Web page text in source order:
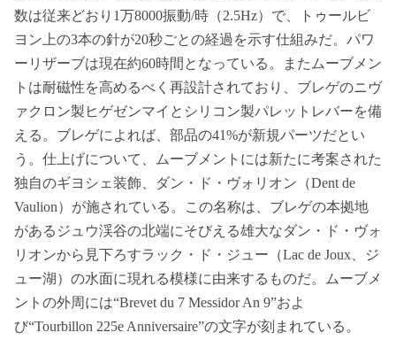
数は従来どおり1万8000振動/時（2.5Hz）で、トゥールビ
ヨン上の3本の針が20秒ごとの経過を示す仕組みだ。パワ
ーリザーブは現在約60時間となっている。またムーブメン
トは耐磁性を高めるべく再設計されており、ブレゲのニヴ
ァクロン製ヒゲゼンマイとシリコン製パレットレバーを備
える。ブレゲによれば、部品の41%が新規パーツだとい
う。仕上げについて、ムーブメントには新たに考案された
独自のギヨシェ装飾、ダン・ド・ヴォリオン（Dent de
Vaulion）が施されている。この名称は、ブレゲの本拠地
があるジュウ渓谷の北端にそびえる雄大なダン・ド・ヴォ
リオンから見下ろすラック・ド・ジュー（Lac de Joux、ジ
ュー湖）の水面に現れる模様に由来するものだ。ムーブメ
ントの外周には“Brevet du 7 Messidor An 9”およ
び“Tourbillon 225e Anniversaire”の文字が刻まれている。